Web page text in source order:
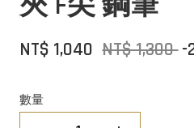
NT$ 1,040 NT$ 1,300-
數量